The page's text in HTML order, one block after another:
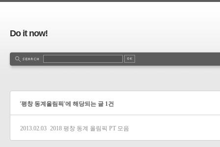
Do it now!
'평창 동계올림픽'에 해당되는 글 1건
2013.02.03 2018 평창 동계 올림픽 PT 모음